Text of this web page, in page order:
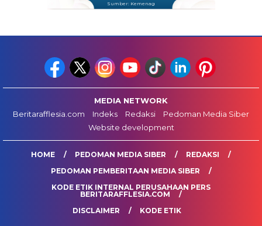
Sumber: Kemenag
MEDIA NETWORK
Beritarafflesia.com
Indeks Redaksi
Pedoman Media Siber
Website development
HOME PEDOMAN MEDIA SIBER
REDAKSI
PEDOMAN PEMBERITAAN MEDIA SIBER
KODE ETIK INTERNAL PERUSAHAAN PERS
BERITARAFFLESIA.COM
DISCLAIMER
KODE ETIK